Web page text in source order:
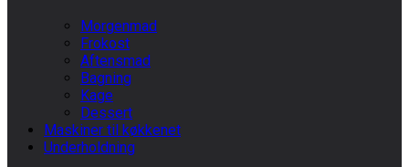
Morgenmad
Frokost
Aftensmad
Bagning
Kage
Dessert
Maskiner til køkkenet
Underholdning